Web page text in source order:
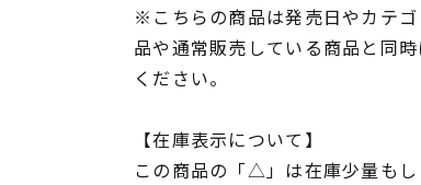
※こちらの商品は発売日やカテ
品や通常販売している商品と同
ください。
【在庫表示について】
この商品の「△」は在庫少量もし